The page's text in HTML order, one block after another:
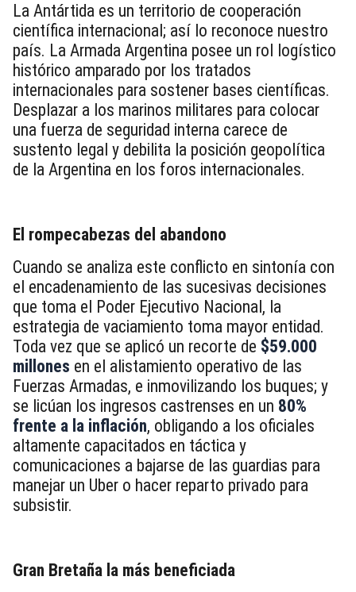
La Antártida es un territorio de cooperación
científica internacional; así lo reconoce nuestro
país. La Armada Argentina posee un rol logístico
histórico amparado por los tratados
internacionales para sostener bases científicas.
Desplazar a los marinos militares para colocar
una fuerza de seguridad interna carece de
sustento legal y debilita la posición geopolítica
de la Argentina en los foros internacionales.
El rompecabezas del abandono
Cuando se analiza este conflicto en sintonía con
el encadenamiento de las sucesivas decisiones
que toma el Poder Ejecutivo Nacional, la
estrategia de vaciamiento toma mayor entidad.
Toda vez que se aplicó un recorte de $59.000
millones en el alistamiento operativo de las
Fuerzas Armadas, e inmovilizando los buques; y
se licúan los ingresos castrenses en un 80%
frente a la inflación, obligando a los oficiales
altamente capacitados en táctica y
comunicaciones a bajarse de las guardias para
manejar un Uber o hacer reparto privado para
subsistir.
Gran Bretaña la más beneficiada